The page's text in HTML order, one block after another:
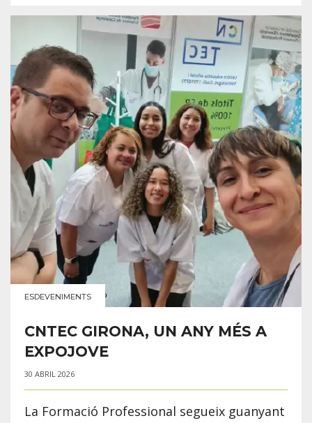
ESDEVENIMENTS
CNTEC GIRONA, UN ANY MÉS A
EXPOJOVE
30 ABRIL 2026
La Formació Professional segueix guanyant